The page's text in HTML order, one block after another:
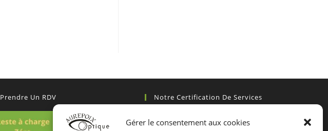
Gérer le consentement aux cookies
Prendre Un RDV Notre Certification De Services